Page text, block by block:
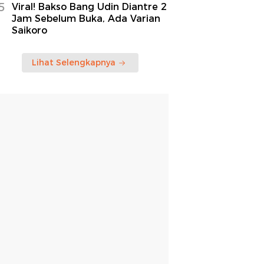
Viral! Bakso Bang Udin Diantre 2
Jam Sebelum Buka, Ada Varian
Saikoro
Lihat Selengkapnya